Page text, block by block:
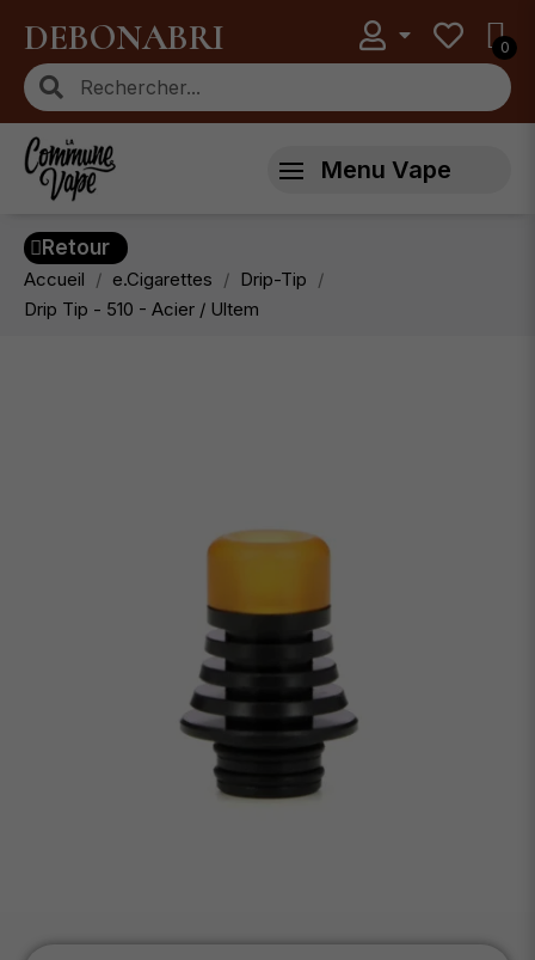
DEBONABRI
Menu Vape
Retour
Accueil e.Cigarettes
Drip-Tip
Drip Tip - 510 - Acier / Ultem